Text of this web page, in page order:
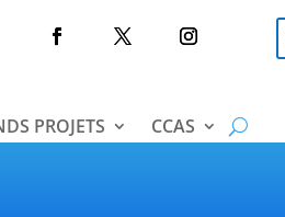
PROJETS CCAS